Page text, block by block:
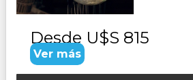
Desde U$S 815
Ver más